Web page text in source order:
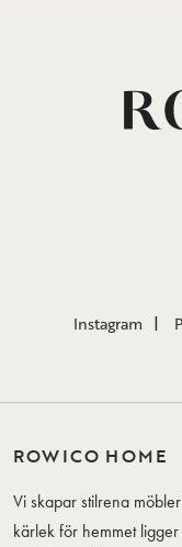
Instagram
ROWICO HOME
Vi skapar stilrena
kärlek för hemmet